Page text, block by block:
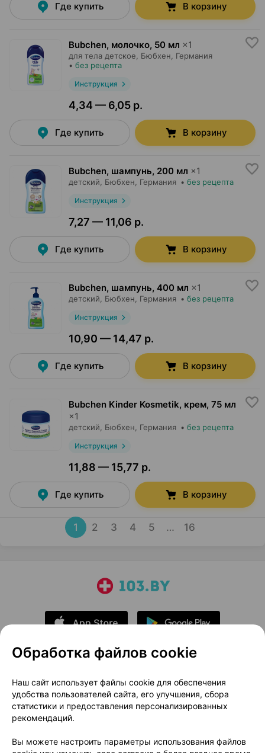
Где купить В корзину
Bubchen, молочко, 50 мл ×1
для тела детское, Бюбхен , Германия
• без рецепта
Инструкция
4,34 — 6,05 р.
Где купить В корзину
Bubchen, шампунь, 200 мл ×1
детский, Бюбхен , Германия • без рецепта
Инструкция
7,27 — 11,06 р.
Где купить В корзину
Bubchen, шампунь, 400 мл ×1
детский, Бюбхен , Германия • без рецепта
Инструкция
10,90 — 14,47 р.
Где купить В корзину
Bubchen Kinder Kosmetik, крем, 75 мл
×1
детский, Бюбхен , Германия • без рецепта
Инструкция
11,88 — 15,77 р.
Где купить В корзину
1 2 3 4 5 … 16
О проекте
Новости проекта
Размещение рекламы
Медицинский маркетинг
Публичный договор
Доставка
Способы оплаты
Вакансии Партнеры
Обработка файлов cookie
Наш сайт использует файлы cookie для обеспечения
удобства пользователей сайта, его улучшения, сбора
статистики и предоставления персонализированных
рекомендаций.
Вы можете настроить параметры использования файлов